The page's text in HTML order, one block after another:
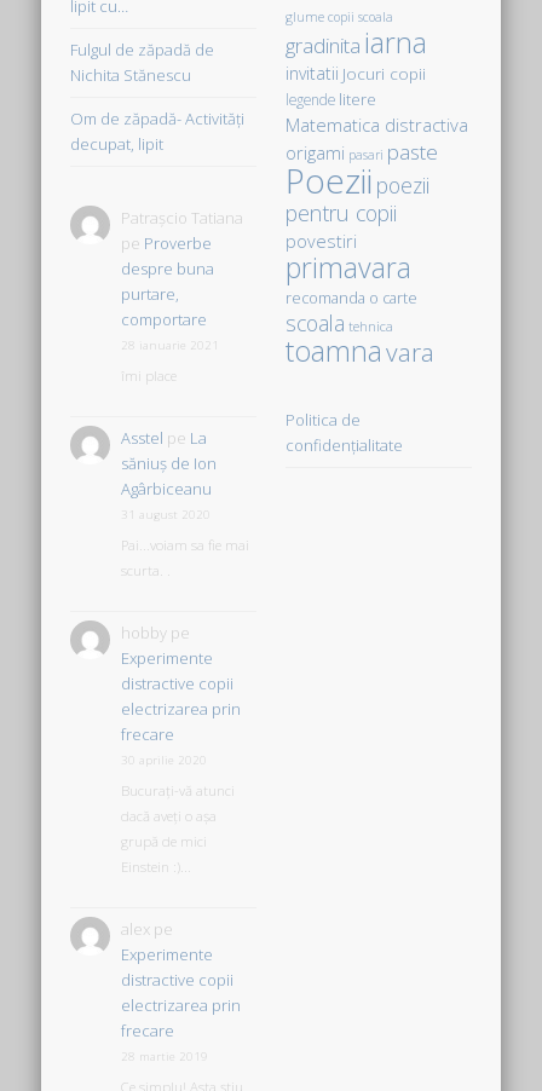
lipit cu…
Fulgul de zăpadă de
Nichita Stănescu
Om de zăpadă- Activităţi
decupat, lipit
Patrașcio Tatiana
pe Proverbe
despre buna
purtare,
comportare
28 ianuarie 2021
îmi place
Asstel pe La
săniuş de Ion
Agârbiceanu
31 august 2020
Pai...voiam sa fie mai
scurta. .
hobby pe
Experimente
distractive copii
electrizarea prin
frecare
30 aprilie 2020
Bucurați-vă atunci
dacă aveți o așa
grupă de mici
Einstein :)...
alex pe
Experimente
distractive copii
electrizarea prin
frecare
28 martie 2019
Ce simplu! Asta știu
glume copii scoala
gradinita iarna
invitatii Jocuri copii
legende litere
Matematica distractiva
origami pasari paste
Poezii poezii
pentru copii
povestiri
primavara
recomanda o carte
scoala tehnica
toamnavara
Politica de
confidențialitate